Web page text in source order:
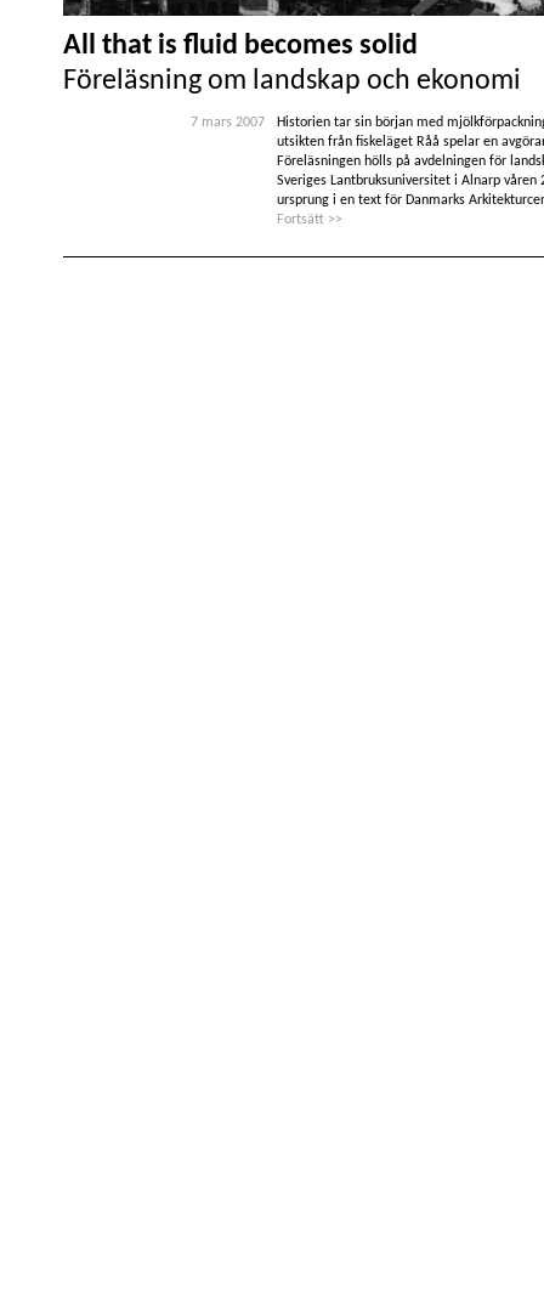
All that is fluid becomes solid
Föreläsning om landskap och ekonomi
7 mars 2007
Historien tar sin början med
utsikten från fiskeläget Råå spelar en
Föreläsningen hölls på avdelningen för
Sveriges Lantbruksuniversitet i Alnarp våren
ursprung i en text för Danmarks
Fortsätt >>